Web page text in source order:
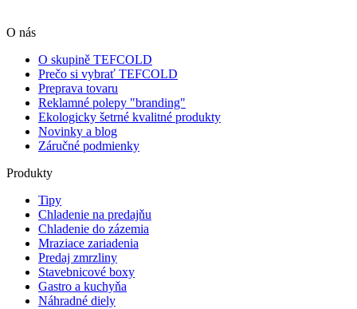
O nás
O skupině TEFCOLD
Prečo si vybrať TEFCOLD
Preprava tovaru
Reklamné polepy "branding"
Ekologicky šetrné kvalitné produkty
Novinky a blog
Záručné podmienky
Produkty
Tipy
Chladenie na predajňu
Chladenie do zázemia
Mraziace zariadenia
Predaj zmrzliny
Stavebnicové boxy
Gastro a kuchyňa
Náhradné diely